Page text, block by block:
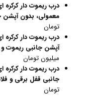
درب ریموت دار کرکره
معمولی، بدون آپشن جانبی،
تومان
درب ریموت دار کرکره
آپشن جانبی ریموت و چشمی،
میلیون تومان
درب ریموت دار کرکره
جانبی قفل برقی و فلاشر،
تومان